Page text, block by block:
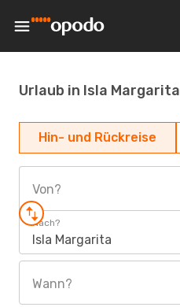
Urlaub in Isla Margarita
Hin- und Rückreise
Von?
Nach?
Isla Margarita
Wann?